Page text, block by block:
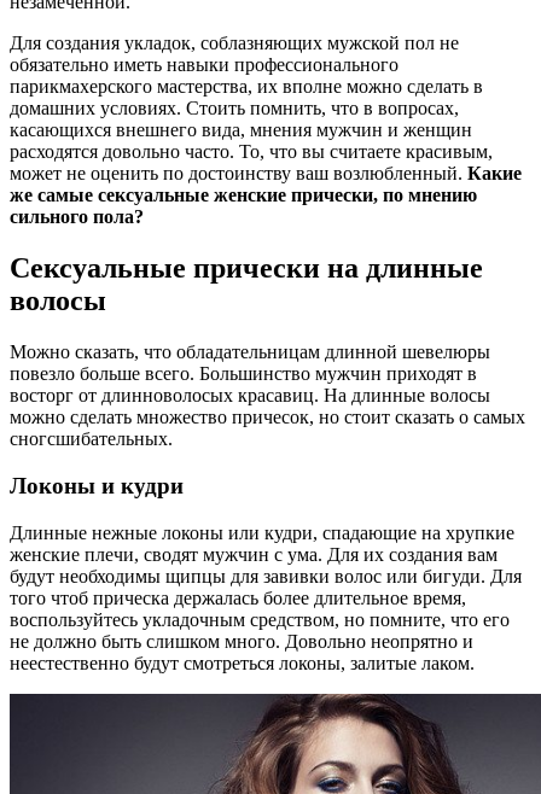
Для создания укладок, соблазняющих мужской пол не
обязательно иметь навыки профессионального
парикмахерского мастерства, их вполне можно сделать в
домашних условиях. Стоить помнить, что в вопросах,
касающихся внешнего вида, мнения мужчин и женщин
расходятся довольно часто. То, что вы считаете красивым,
может не оценить по достоинству ваш возлюбленный. Какие
же самые сексуальные женские прически, по мнению
сильного пола?
Сексуальные прически на длинные
волосы
Можно сказать, что обладательницам длинной шевелюры
повезло больше всего. Большинство мужчин приходят в
восторг от длинноволосых красавиц. На длинные волосы
можно сделать множество причесок, но стоит сказать о самых
сногсшибательных.
Локоны и кудри
Длинные нежные локоны или кудри, спадающие на хрупкие
женские плечи, сводят мужчин с ума. Для их создания вам
будут необходимы щипцы для завивки волос или бигуди. Для
того чтоб прическа держалась более длительное время,
воспользуйтесь укладочным средством, но помните, что его
не должно быть слишком много. Довольно неопрятно и
неестественно будут смотреться локоны, залитые лаком.